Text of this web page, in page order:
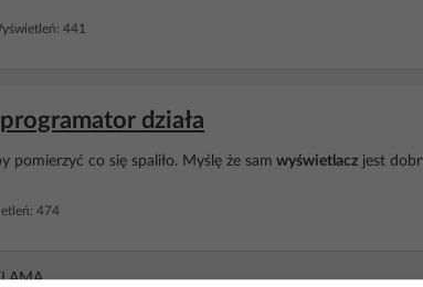
441
działa
pomierzyć co się spaliło. Myślę że sam wyświetlacz jest
474